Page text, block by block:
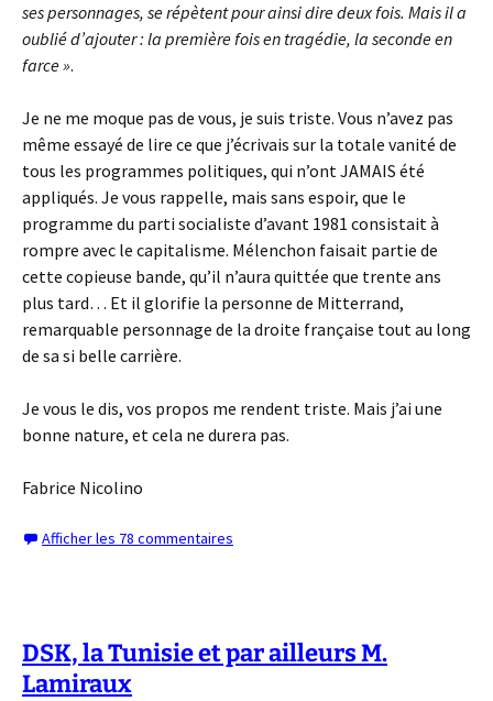
ses personnages, se répètent pour ainsi dire deux fois. Mais il a
oublié d’ajouter : la première fois en tragédie, la seconde en
farce ».
Je ne me moque pas de vous, je suis triste. Vous n’avez pas
même essayé de lire ce que j’écrivais sur la totale vanité de
tous les programmes politiques, qui n’ont JAMAIS été
appliqués. Je vous rappelle, mais sans espoir, que le
programme du parti socialiste d’avant 1981 consistait à
rompre avec le capitalisme. Mélenchon faisait partie de
cette copieuse bande, qu’il n’aura quittée que trente ans
plus tard… Et il glorifie la personne de Mitterrand,
remarquable personnage de la droite française tout au long
de sa si belle carrière.
Je vous le dis, vos propos me rendent triste. Mais j’ai une
bonne nature, et cela ne durera pas.
Fabrice Nicolino
Afficher les 78 commentaires
DSK, la Tunisie et par ailleurs M.
Lamiraux